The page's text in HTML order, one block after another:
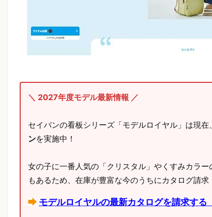
＼ 2027年度モデル最新情報 ／
セイバンの看板シリーズ「モデルロイヤル」は現在、
ンを実施中！
女の子に一番人気の「クリスタル」やくすみカラ
もあるため、在庫が豊富な今のうちにカタログ請求
モデルロイヤルの最新カタログを請求する